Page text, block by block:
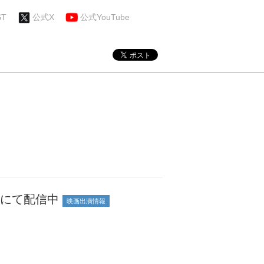
公式X 公式YouTube
て配信中 映画出演情報